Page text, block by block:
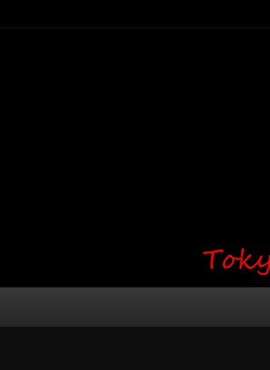
吉祥寺 Red Bunny
ン・タトゥー画像
ポイント・girl tattoo）